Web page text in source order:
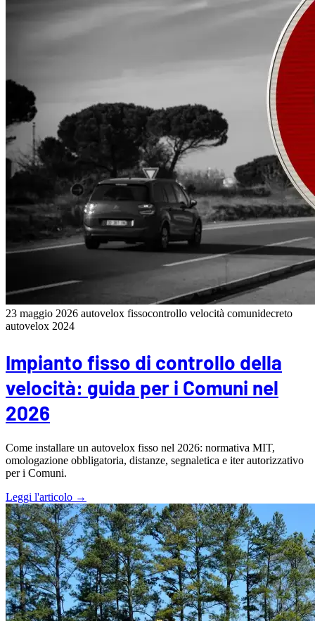
23 maggio 2026 autovelox fissocontrollo velocità comunidecreto
autovelox 2024
Impianto fisso di controllo della
velocità: guida per i Comuni nel
2026
Come installare un autovelox fisso nel 2026: normativa MIT,
omologazione obbligatoria, distanze, segnaletica e iter autorizzativo
per i Comuni.
Leggi l'articolo →